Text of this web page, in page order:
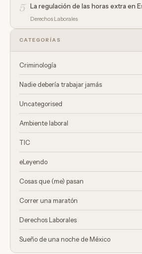
5 La regulación de las horas extra en
Derechos Laborales
CATEGORÍAS
Criminología
Nadie debería trabajar jamás
Uncategorised
Ambiente laboral
TIC
eLeyendo
Cosas que (me) pasan
Correr una maratón
Derechos Laborales
Sueño de una noche de México